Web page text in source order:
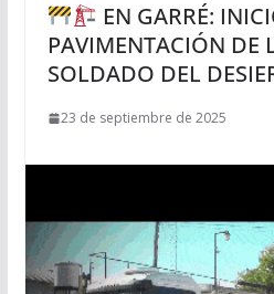
EN GARRÉ:
PAVIMENTACIÓN DE
SOLDADO DEL
23 de septiembre de 2025